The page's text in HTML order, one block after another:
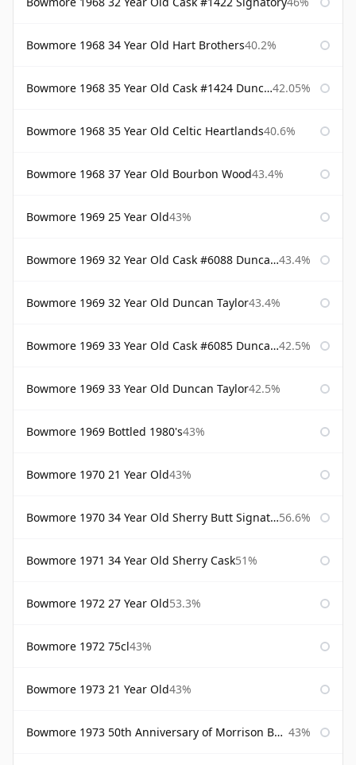
Bowmore 1968 34 Year Old Hart Brothers40.2%
Bowmore 1968 35 Year Old Cask #1424 Duncan Taylor 42.05%
Bowmore 1968 35 Year Old Celtic Heartlands40.6%
Bowmore 1968 37 Year Old Bourbon Wood43.4%
Bowmore 1969 25 Year Old43%
Bowmore 1969 32 Year Old Cask #6088 Duncan Taylor 43.4%
Bowmore 1969 32 Year Old Duncan Taylor43.4%
Bowmore 1969 33 Year Old Cask #6085 Duncan Taylor 42.5%
Bowmore 1969 33 Year Old Duncan Taylor42.5%
Bowmore 1969 Bottled 1980's43%
Bowmore 1970 21 Year Old43%
Bowmore 1970 34 Year Old Sherry Butt Signatory 56.6%
Bowmore 1971 34 Year Old Sherry Cask51%
Bowmore 1972 27 Year Old53.3%
Bowmore 1972 75cl43%
Bowmore 1973 21 Year Old43%
Bowmore 1973 50th Anniversary of Morrison Bowmore 43%